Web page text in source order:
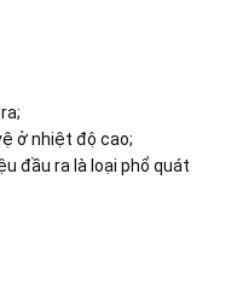
ở nhiệt độ cao;
đầu ra là loại phổ quát